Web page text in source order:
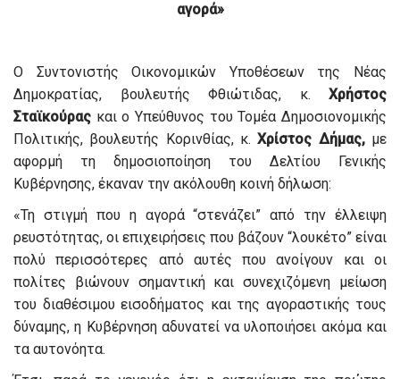
αγορά»
Ο Συντονιστής Οικονομικών Υποθέσεων της Νέας
Δημοκρατίας, βουλευτής Φθιώτιδας, κ. Χρήστος
Σταϊκούρας και ο Υπεύθυνος του Τομέα Δημοσιονομικής
Πολιτικής, βουλευτής Κορινθίας, κ.Χρίστος Δήμας,με
αφορμή τη δημοσιοποίηση του Δελτίου Γενικής
Κυβέρνησης, έκαναν την ακόλουθη κοινή δήλωση:
«Τη στιγμή που η αγορά “στενάζει” από την έλλειψη
ρευστότητας, οι επιχειρήσεις που βάζουν “λουκέτο” είναι
πολύ περισσότερες από αυτές που ανοίγουν και οι
πολίτες βιώνουν σημαντική και συνεχιζόμενη μείωση
του διαθέσιμου εισοδήματος και της αγοραστικής τους
δύναμης, η Κυβέρνηση αδυνατεί να υλοποιήσει ακόμα και
τα αυτονόητα.